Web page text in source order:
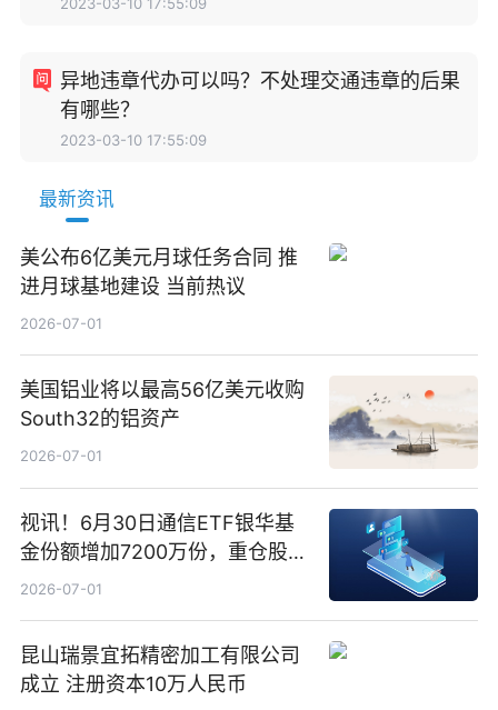
异地违章代办可以吗？不处理交通违章的后果
有哪些？
2023-03-10 17:55:09
最新资讯
美公布6亿美元月球任务合同 推
进月球基地建设 当前热议
2026-07-01
美国铝业将以最高56亿美元收购
South32的铝资产
2026-07-01
视讯！6月30日通信ETF银华基
金份额增加7200万份，重仓股新
易盛、中际旭创、立讯精密
2026-07-01
昆山瑞景宜拓精密加工有限公司
成立 注册资本10万人民币